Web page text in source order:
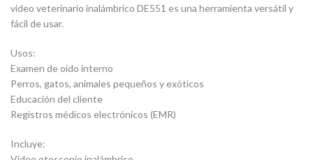
video veterinario inalámbrico DE551 es una herramienta versátil y
fácil de usar.
Usos:
Examen de oído interno
Perros, gatos, animales pequeños y exóticos
Educación del cliente
Registros médicos electrónicos (EMR)
Incluye: